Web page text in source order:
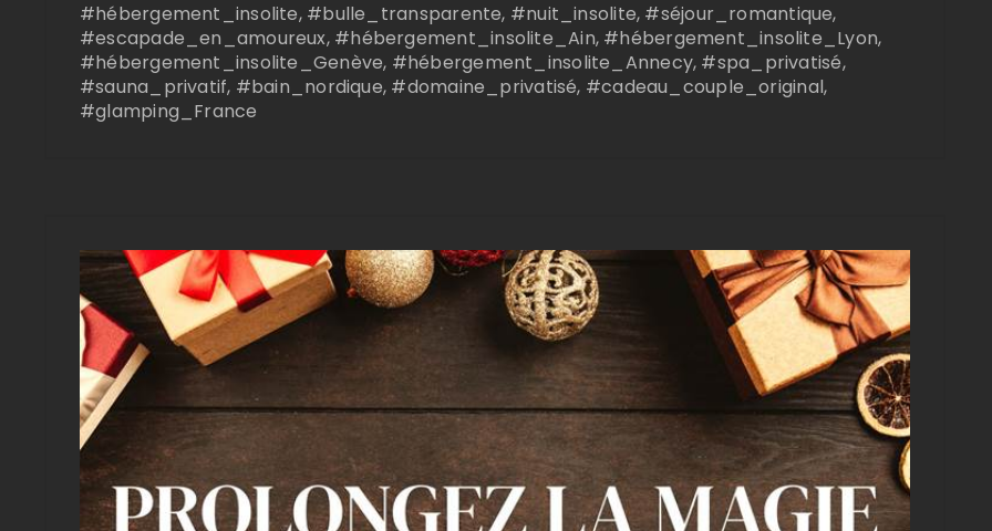
#hébergement_insolite, #bulle_transparente, #nuit_insolite, #séjour_romantique,
#escapade_en_amoureux, #hébergement_insolite_Ain, #hébergement_insolite_Lyon,
#hébergement_insolite_Genève, #hébergement_insolite_Annecy, #spa_privatisé,
#sauna_privatif, #bain_nordique, #domaine_privatisé, #cadeau_couple_original,
#glamping_France